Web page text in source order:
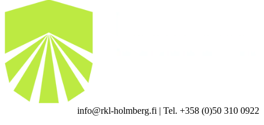
info@rkl-holmberg.fi | Tel. +358 (0)50 310 0922